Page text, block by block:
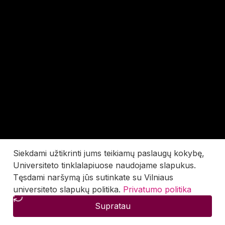
Siekdami užtikrinti jums teikiamų paslaugų kokybę,
Universiteto tinklalapiuose naudojame slapukus.
Tęsdami naršymą jūs sutinkate su Vilniaus
universiteto slapukų politika. Privatumo politika
Supratau